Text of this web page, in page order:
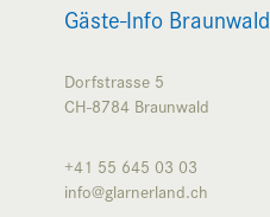
Gäste-Info Braunwald
Dorfstrasse 5
CH-8784 Braunwald
+41 55 645 03 03
info@glarnerland.ch